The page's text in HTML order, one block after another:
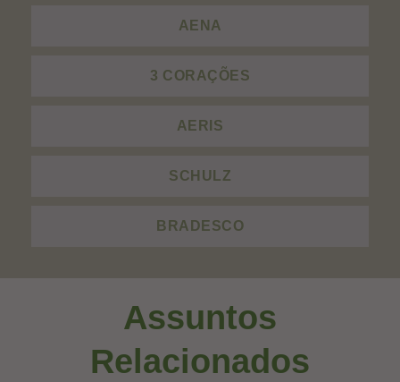
AENA
3 CORAÇÕES
AERIS
SCHULZ
BRADESCO
Assuntos
Relacionados